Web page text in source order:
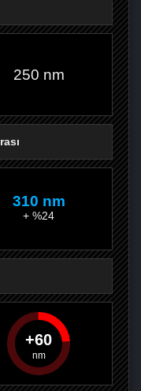
250 nm
310 nm
+ %24
60